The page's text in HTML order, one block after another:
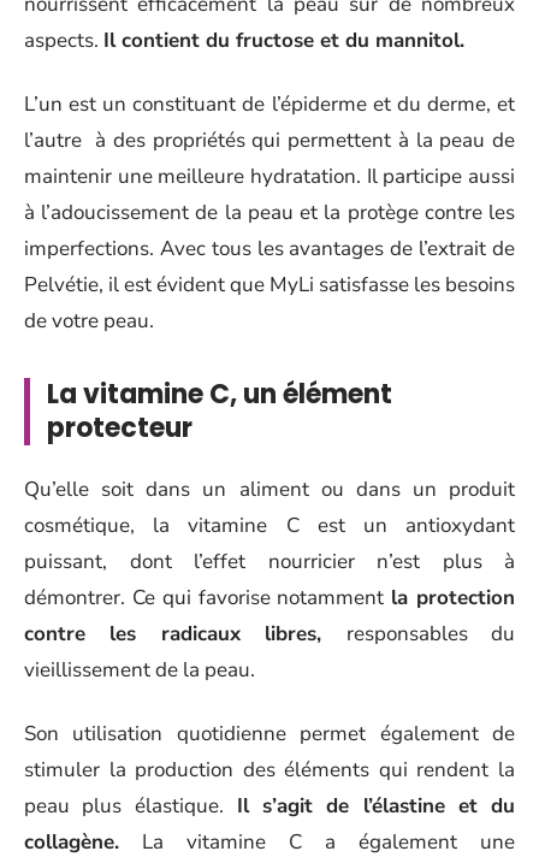
aspects. Il contient du fructose et du mannitol.
L’un est un constituant de l’épiderme et du derme, et
l’autre à des propriétés qui permettent à la peau de
maintenir une meilleure hydratation. Il participe aussi
à l’adoucissement de la peau et la protège contre les
imperfections. Avec tous les avantages de l’extrait de
Pelvétie, il est évident que MyLi satisfasse les besoins
de votre peau.
La vitamine C, un élément
protecteur
Qu’elle soit dans un aliment ou dans un produit
cosmétique, la vitamine C est un antioxydant
puissant, dont l’effet nourricier n’est plus à
démontrer. Ce qui favorise notamment la protection
contre les radicaux libres, responsables du
vieillissement de la peau.
Son utilisation quotidienne permet également de
stimuler la production des éléments qui rendent la
peau plus élastique. Il s’agit de l’élastine et du
collagène. La vitamine C a également une